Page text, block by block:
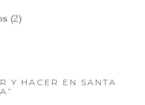
(2)
Y HACER EN SANTA